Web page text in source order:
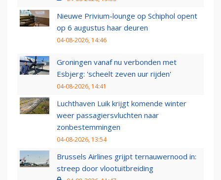
Nieuwe Privium-lounge op Schiphol opent
op 6 augustus haar deuren
04-08-2026, 14:46
Groningen vanaf nu verbonden met
Esbjerg: 'scheelt zeven uur rijden'
04-08-2026, 14:41
Luchthaven Luik krijgt komende winter
weer passagiersvluchten naar
zonbestemmingen
04-08-2026, 13:54
Brussels Airlines grijpt ternauwernood in:
streep door vlootuitbreiding